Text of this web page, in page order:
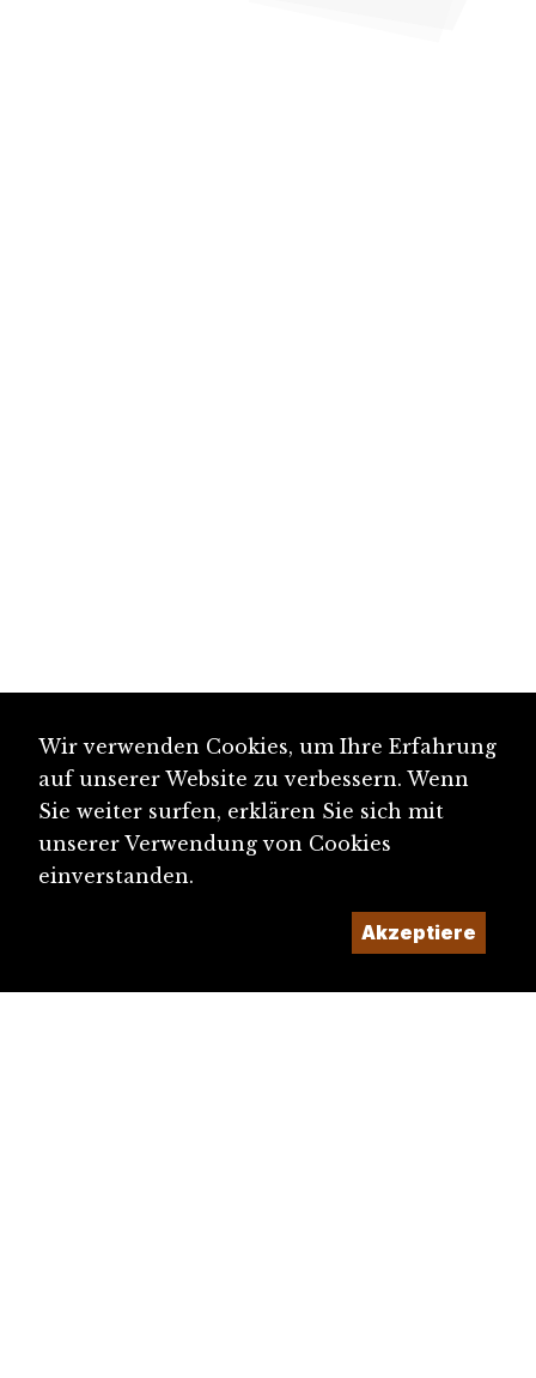
Wir verwenden Cookies, um Ihre Erfahrung
auf unserer Website zu verbessern. Wenn
Sie weiter surfen, erklären Sie sich mit
unserer Verwendung von Cookies
einverstanden.
Akzeptiere